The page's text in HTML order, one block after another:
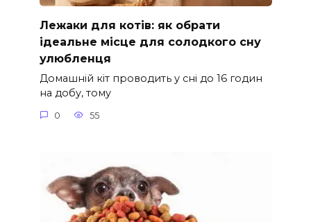
Лежаки для котів: як обрати
ідеальне місце для солодкого сну
улюбленця
Домашній кіт проводить у сні до 16 годин
на добу, тому
0 55